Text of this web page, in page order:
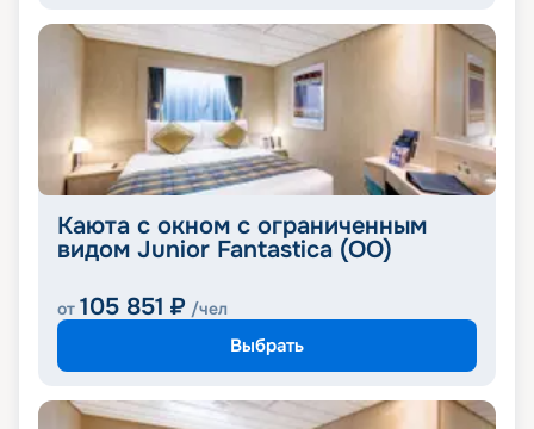
Каюта с окном с ограниченным
видом Junior Fantastica (OO)
от 105 851 ₽ /чел
Выбрать